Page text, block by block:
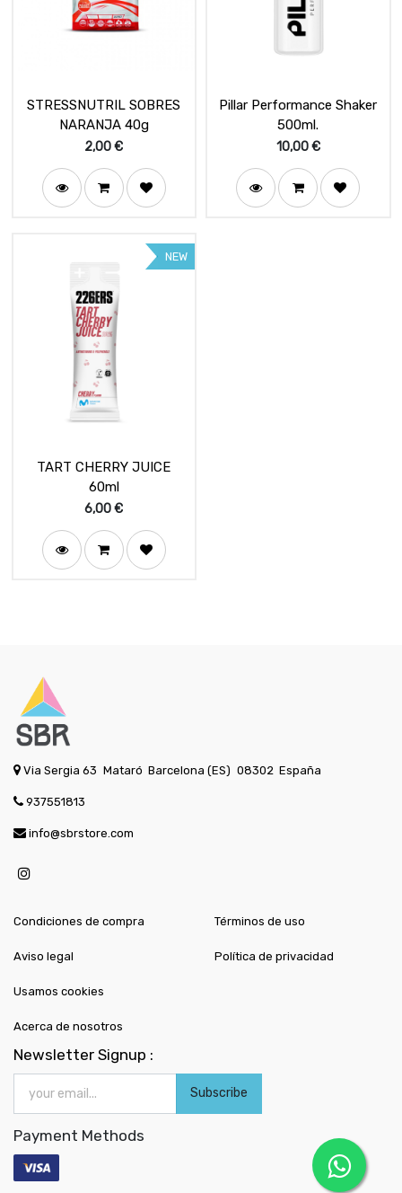
STRESSNUTRIL SOBRES
NARANJA 40g
2,00€
Pillar Performance Shaker
500ml.
10,00€
NEW
TART CHERRY JUICE
60ml
6,00€
Via Sergia 63 Mataró Barcelona (ES) 08302 España
937551813
info@sbrstore.com
Condiciones de compra
Aviso legal
Términos de uso
Política de privacidad
Usamos cookies
Acerca de nosotros
Newsletter Signup :
Subscribe
Payment Methods